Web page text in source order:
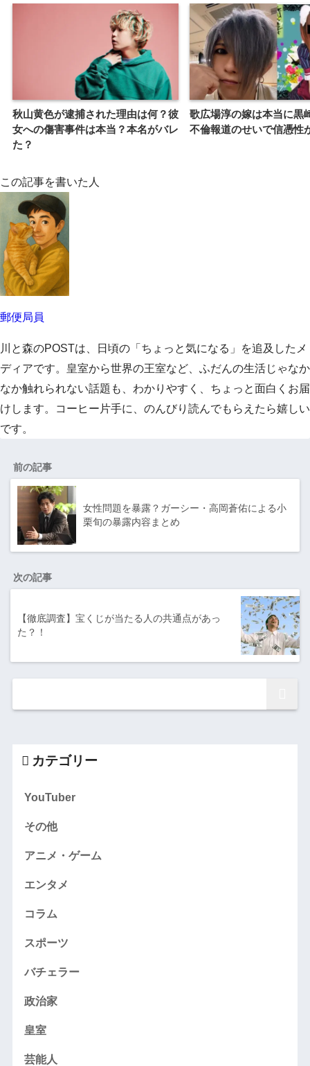
秋山黄色が逮捕された理由は何？彼
女への傷害事件は本当？本名がバレ
た？
歌広場淳の嫁は本当に黒
不倫報道のせいで信憑性
この記事を書いた人
郵便局員
川と森のPOSTは、日頃の「ちょっと気になる」を追及したメ
ディアです。皇室から世界の王室など、ふだんの生活じゃなか
なか触れられない話題も、わかりやすく、ちょっと面白くお届
けします。コーヒー片手に、のんびり読んでもらえたら嬉しい
です。
前の記事
女性問題を暴露？ガーシー・高岡蒼佑による小
栗旬の暴露内容まとめ
次の記事
【徹底調査】宝くじが当たる人の共通点があっ
た？！
カテゴリー
YouTuber
その他
アニメ・ゲーム
エンタメ
コラム
スポーツ
バチェラー
政治家
皇室
芸能人